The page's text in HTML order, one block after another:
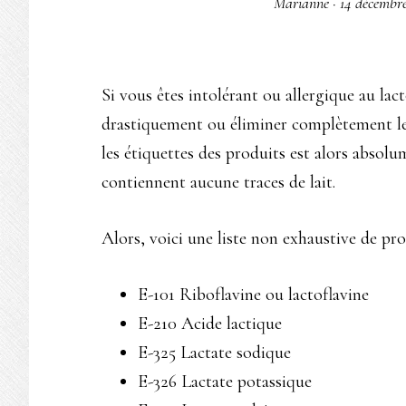
Si vous êtes intolérant ou allergique au
drastiquement ou éliminer complètement
les étiquettes des produits est alors
contiennent aucune traces de lait.
Alors, voici une liste non exhaustive de
E-101 Riboflavine ou lactoflavine
E-210 Acide lactique
E-325 Lactate sodique
E-326 Lactate potassique